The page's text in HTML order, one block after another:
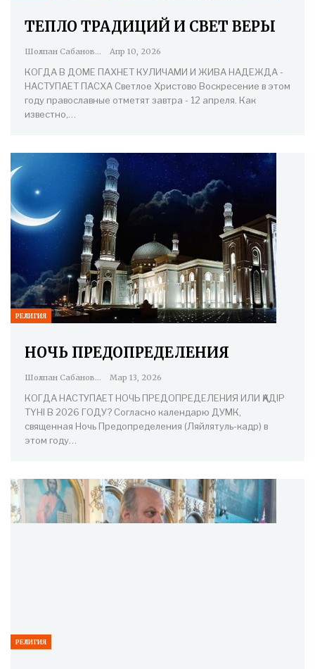
ТЕПЛО ТРАДИЦИЙ И СВЕТ ВЕРЫ
Шолпан Сабанова Апр 10, 2026
КОГДА В ДОМЕ ПАХНЕТ КУЛИЧАМИ И ЖИВА НАДЕЖДА -
НАСТУПАЕТ ПАСХА Светлое Христово Воскресение в этом
году православные отметят завтра - 12 апреля. Как
известно,…
РЕЛИГИЯ
НОЧЬ ПРЕДОПРЕДЕЛЕНИЯ
Шолпан Сабанова Мар 13, 2026
КОГДА НАСТУПАЕТ НОЧЬ ПРЕДОПРЕДЕЛЕНИЯ ИЛИ ҚАДІР
ТҮНІ В 2026 ГОДУ? Согласно календарю ДУМК,
священная Ночь Предопределения (Ляйлятуль-кадр) в
этом году…
РЕЛИГИЯ